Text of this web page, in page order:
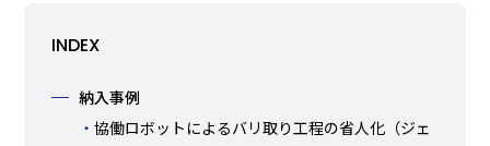
INDEX
納入事例
協働ロボットによるバリ取り工程の省人化（ジェ